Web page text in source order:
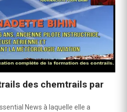
des chemtrails par
News à laquelle elle a